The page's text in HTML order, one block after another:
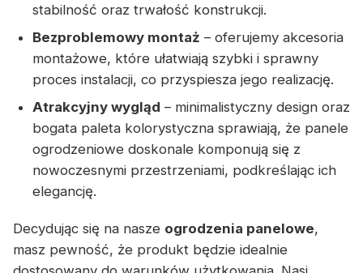
stabilność oraz trwałość konstrukcji.
Bezproblemowy montaż – oferujemy akcesoria
montażowe, które ułatwiają szybki i sprawny
proces instalacji, co przyspiesza jego realizację.
Atrakcyjny wygląd – minimalistyczny design oraz
bogata paleta kolorystyczna sprawiają, że panele
ogrodzeniowe doskonale komponują się z
nowoczesnymi przestrzeniami, podkreślając ich
elegancję.
Decydując się na nasze ogrodzenia panelowe,
masz pewność, że produkt będzie idealnie